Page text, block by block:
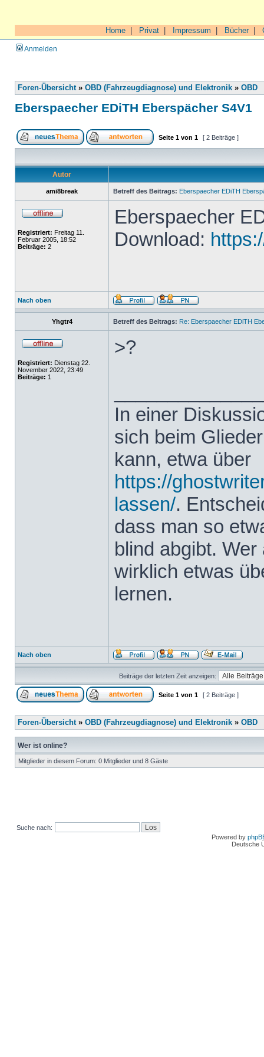
Home Privat Impressum Bücher|
Anmelden
Foren-Übersicht» OBD (Fahrzeugdiagnose) und Elektronik » OBD
Eberspaecher EDiTH Eberspächer S4V1
Seite 1 von 1 [ 2 Beiträge ]
Autor
ami8break Betreff des Beitrags: Eberspaecher EDiTH
Registriert: Freitag 11.
Februar 2005, 18:52
Beiträge: 2
Eberspaecher
Download:
Nach oben
Yhgtr4 Betreff des Beitrags: Re: Eberspaecher EDiTH
Registriert: Dienstag 22.
November 2022, 23:49
Beiträge: 1
>?
In einer
sich beim
kann, etwa über
https://
lassen/.
dass man so
blind abgibt.
wirklich etwas
lernen.
Nach oben
Beiträge der letzten Zeit anzeigen:
Seite 1 von 1 [ 2 Beiträge ]
Foren-Übersicht» OBD (Fahrzeugdiagnose) und Elektronik » OBD
Wer ist online?
Mitglieder in diesem Forum: 0 Mitglieder und 8 Gäste
Suche nach:
Powered by
Deutsche